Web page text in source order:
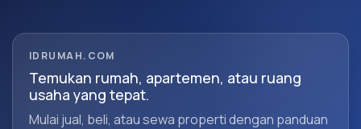
IDRUMAH.COM
Temukan rumah, apartemen, atau ruang
usaha yang tepat.
Mulai jual, beli, atau sewa properti dengan panduan